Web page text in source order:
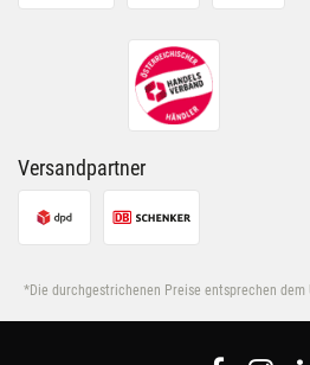
Versandpartner
*Die durchgestrichenen Preise entsprechen dem